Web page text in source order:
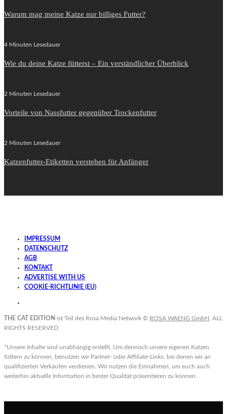
Warum mag meine Katze nur billiges Futter?
4 Minuten Lesedauer
Wie du deine Katze fütterst – Ein verständlicher Überblick
2 Minuten Lesedauer
Vorteile von Nassfutter gegenüber Trockenfutter
2 Minuten Lesedauer
Katzenfutter-Etiketten verstehen für Anfänger
IMPRESSUM
DATENSCHUTZ
AGB
KONTAKT
ADVERTISE WITH US
COOKIE-RICHTLINIE (EU)
THE CAT EDITION ist Teil des Rosa Media Network © ROSA WAENG GmbH . ALL
RIGHTS RESERVED
*Unsere Inhalte sind unabhängig erstellt. Um dennoch unsere eigenen Katzen
füttern zu können, benutzen wir Partner- oder Affiliate-Links. bei denen wir an
qualifizierten Verkäufen verdienen. Wir nutzen die Einnahmen, um euch auch
weiterhin aktuelle Information in bester Qualität präsentieren zu können.